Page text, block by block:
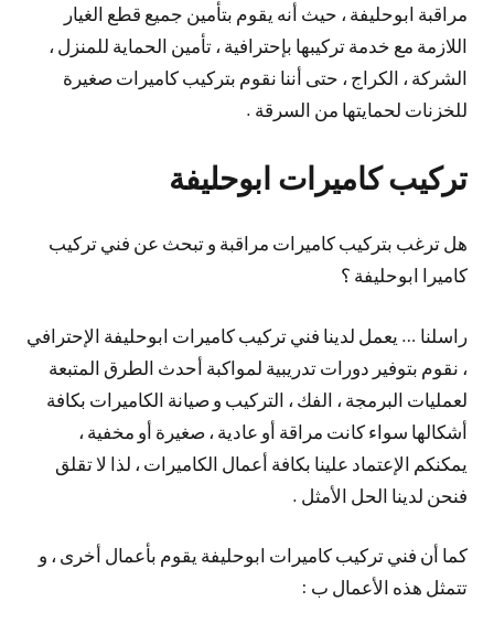
مراقبة ابوحليفة ، حيث أنه يقوم بتأمين جميع قطع الغيار
اللازمة مع خدمة تركيبها بإحترافية ، تأمين الحماية للمنزل ،
الشركة ، الكراج ، حتى أننا نقوم بتركيب كاميرات صغيرة
للخزنات لحمايتها من السرقة .
تركيب كاميرات ابوحليفة
هل ترغب بتركيب كاميرات مراقبة و تبحث عن فني تركيب
كاميرا ابوحليفة ؟
راسلنا … يعمل لدينا فني تركيب كاميرات ابوحليفة الإحترافي
، نقوم بتوفير دورات تدريبية لمواكبة أحدث الطرق المتبعة
لعمليات البرمجة ، الفك ، التركيب و صيانة الكاميرات بكافة
أشكالها سواء كانت مراقة أو عادية ، صغيرة أو مخفية ،
يمكنكم الإعتماد علينا بكافة أعمال الكاميرات ، لذا لا تقلق
فنحن لدينا الحل الأمثل .
كما أن فني تركيب كاميرات ابوحليفة يقوم بأعمال أخرى ، و
تتمثل هذه الأعمال ب :